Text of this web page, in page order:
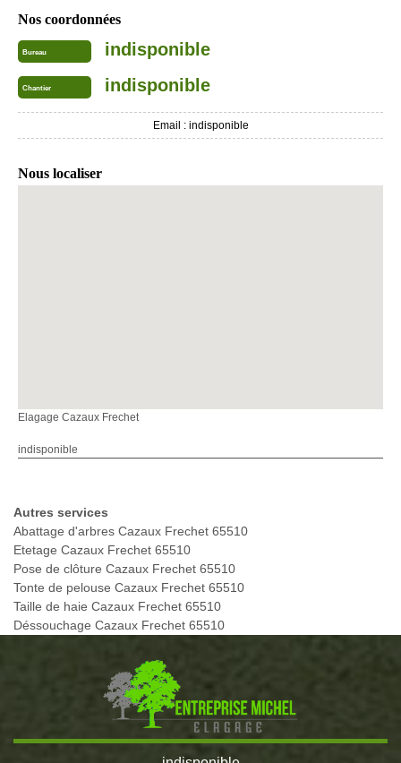
Nos coordonnées
Bureau indisponible
Chantier indisponible
Email : indisponible
Nous localiser
Elagage Cazaux Frechet
indisponible
Autres services
Abattage d'arbres Cazaux Frechet 65510
Etetage Cazaux Frechet 65510
Pose de clôture Cazaux Frechet 65510
Tonte de pelouse Cazaux Frechet 65510
Taille de haie Cazaux Frechet 65510
Déssouchage Cazaux Frechet 65510